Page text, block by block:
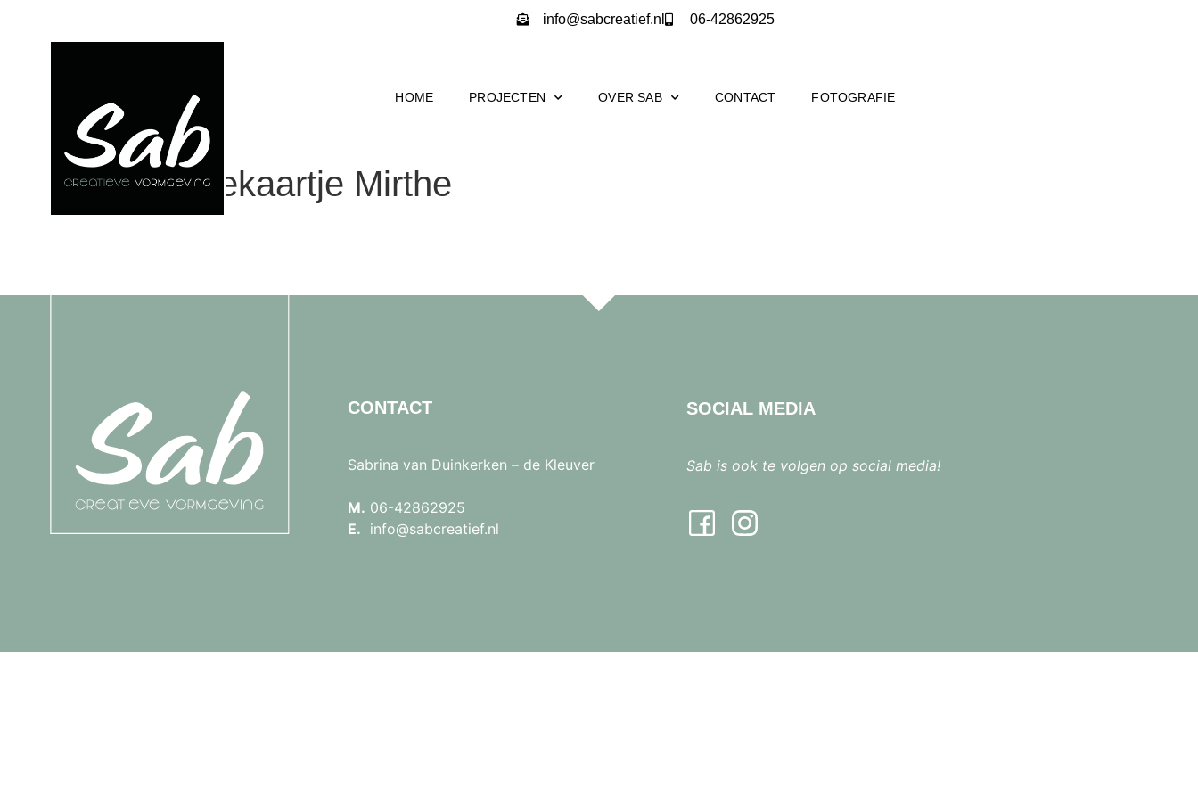
info@sabcreatief.nl 06-42862925
HOME PROJECTEN OVER SAB CONTACT FOTOGRAFIE
Geboortekaartje Mirthe
CONTACT
Sabrina van Duinkerken – de Kleuver
M. 06-42862925
E. info@sabcreatief.nl
SOCIAL MEDIA
Sab is ook te volgen op social media!